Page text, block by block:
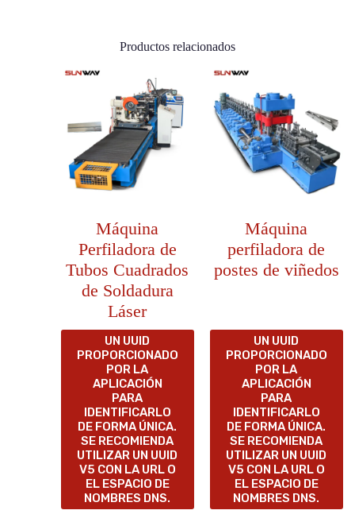
Productos relacionados
Máquina
Perfiladora de
Tubos Cuadrados
de Soldadura
Láser
UN UUID
PROPORCIONADO
POR LA
APLICACIÓN
PARA
IDENTIFICARLO
DE FORMA ÚNICA.
SE RECOMIENDA
UTILIZAR UN UUID
V5 CON LA URL O
EL ESPACIO DE
NOMBRES DNS.
Máquina
perfiladora de
postes de viñedos
UN UUID
PROPORCIONADO
POR LA
APLICACIÓN
PARA
IDENTIFICARLO
DE FORMA ÚNICA.
SE RECOMIENDA
UTILIZAR UN UUID
V5 CON LA URL O
EL ESPACIO DE
NOMBRES DNS.